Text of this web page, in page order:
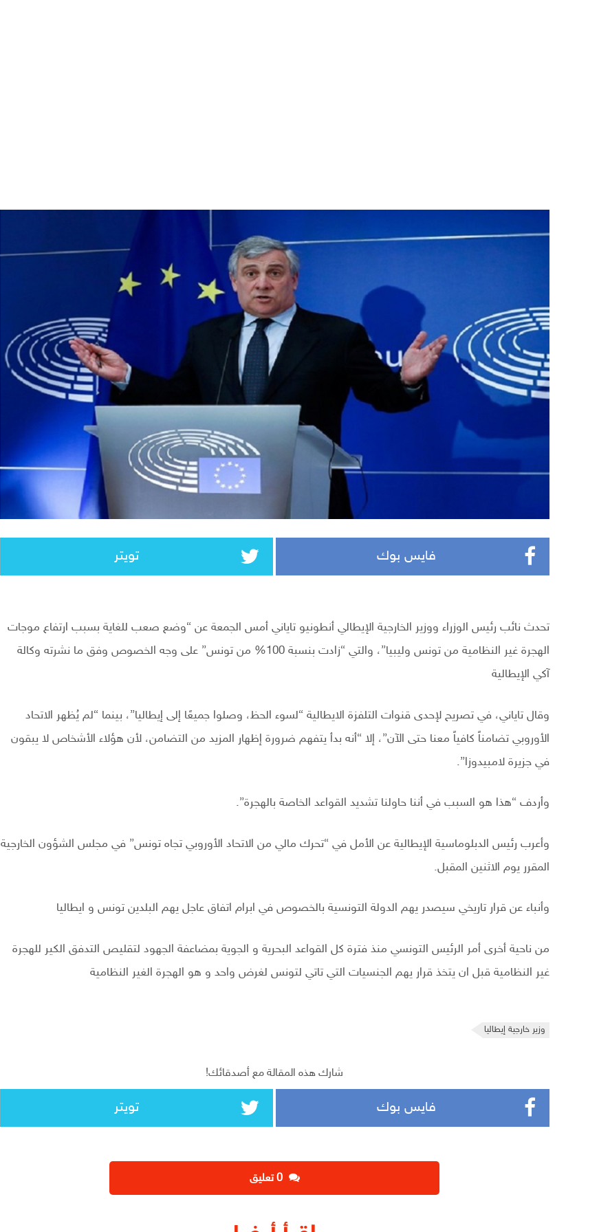
فايس بوك تويتر
تحدث نائب رئيس الوزراء ووزير الخارجية الإيطالي أنطونيو تاياني أمس الجمعة عن “وضع صعب للغاية بسبب ارتفاع موجات
الهجرة غير النظامية من تونس وليبيا”، والتي “زادت بنسبة 100% من تونس” على وجه الخصوص وفق ما نشرته وكالة
آكي الإيطالية
وقال تاياني، في تصريح لإحدى قنوات التلفزة الايطالية “لسوء الحظ، وصلوا جميعًا إلى إيطاليا”، بينما “لم يُظهر الاتحاد
الأوروبي تضامناً كافياً معنا حتى الآن”، إلا “أنه بدأ يتفهم ضرورة إظهار المزيد من التضامن، لأن هؤلاء الأشخاص لا يبقون
في جزيرة لامبيدوزا”.
وأردف “هذا هو السبب في أننا حاولنا تشديد القواعد الخاصة بالهجرة”.
وأعرب رئيس الدبلوماسية الإيطالية عن الأمل في “تحرك مالي من الاتحاد الأوروبي تجاه تونس” في مجلس الشؤون الخارجية
المقرر يوم الاثنين المقبل.
وأنباء عن قرار تاريخي سيصدر يهم الدولة التونسية بالخصوص في ابرام اتفاق عاجل يهم البلدين تونس و ايطاليا
من ناحية أخرى أمر الرئيس التونسي منذ فترة كل القواعد البحرية و الجوية بمضاعفة الجهود لتقليص التدفق الكير للهجرة
غير النظامية قبل ان يتخذ قرار يهم الجنسيات التي تاتي لتونس لغرض واحد و هو الهجرة الغير النظامية
وزير خارجية إيطاليا
شارك هذه المقالة مع أصدقائك!
فايس بوك تويتر
‫0 تعليق